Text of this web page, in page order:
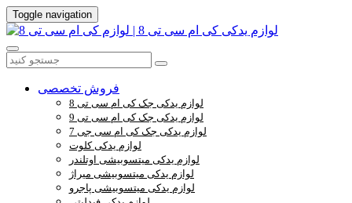
Toggle navigation
فروش تخصصی
لوازم یدکی جک کی ام سی تی 8
لوازم یدکی جک کی ام سی تی 9
لوازم یدکی جک کی ام سی جی 7
لوازم یدکی کلوت
لوازم یدکی میتسوبیشی اوتلندر
لوازم یدکی میتسوبیشی میراژ
لوازم یدکی میتسوبیشی پاجرو